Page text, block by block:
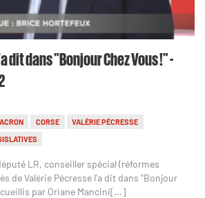
dans "Bonjour Chez Vous !" -
CORSE
VALÉRIE PÉCRESSE
LR, conseiller spécial (réformes
de Valérie Pécresse l'a dit dans "Bonjour
par Oriane Mancini[...]